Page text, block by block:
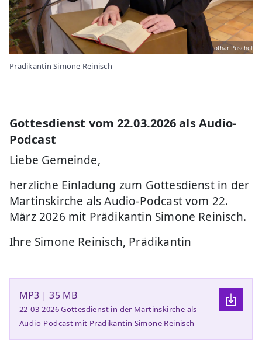
Lothar Püschel
Prädikantin Simone Reinisch
Gottesdienst vom 22.03.2026 als Audio-
Podcast
Liebe Gemeinde,
herzliche Einladung zum Gottesdienst in der
Martinskirche als Audio-Podcast vom 22.
März 2026 mit Prädikantin Simone Reinisch.
Ihre Simone Reinisch, Prädikantin
MP3 | 35 MB
22-03-2026 Gottesdienst in der Martinskirche als
Audio-Podcast mit Prädikantin Simone Reinisch